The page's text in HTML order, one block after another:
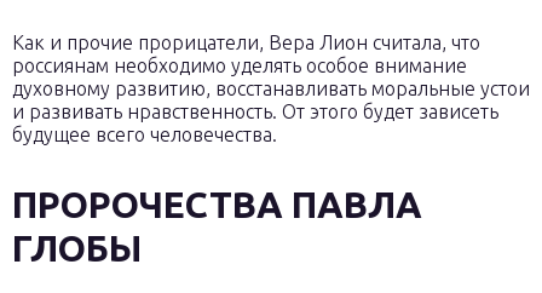
Как и прочие прорицатели, Вера Лион считала, что
россиянам необходимо уделять особое внимание
духовному развитию, восстанавливать моральные устои
и развивать нравственность. От этого будет зависеть
будущее всего человечества.
ПРОРОЧЕСТВА ПАВЛА
ГЛОБЫ